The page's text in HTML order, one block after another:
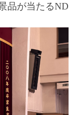
品が当たるND